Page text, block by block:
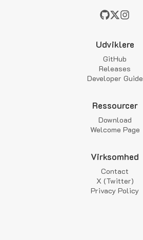
Udviklere
GitHub
Releases
Developer Guide
Ressourcer
Download
Welcome Page
Virksomhed
Contact
X (Twitter)
Privacy Policy